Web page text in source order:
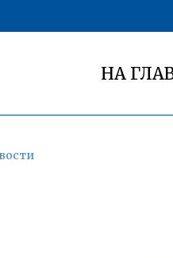
НА